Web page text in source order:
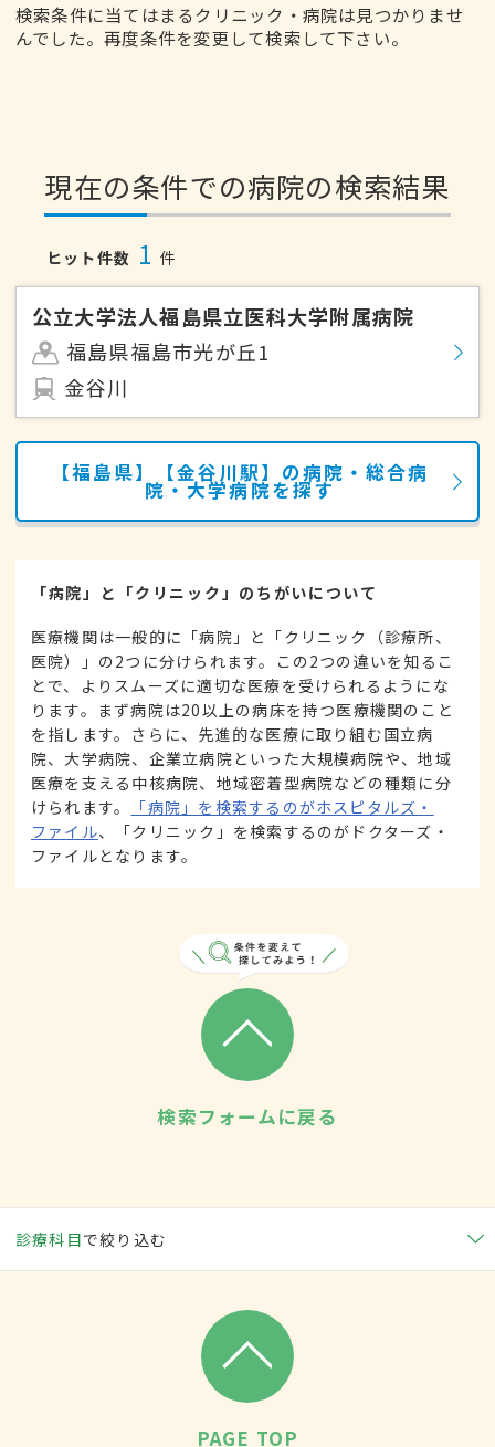
検索条件に当てはまるクリニック・病院は見つかりませ
んでした。再度条件を変更して検索して下さい。
現在の条件での病院の検索結果
ヒット件数 1 件
公立大学法人福島県立医科大学附属病院
福島県福島市光が丘1
金谷川
【福島県】【金谷川駅】の病院・総合病
院・大学病院を探す
「病院」と「クリニック」のちがいについて
医療機関は一般的に「病院」と「クリニック（診療所、
医院）」の2つに分けられます。この2つの違いを知るこ
とで、よりスムーズに適切な医療を受けられるようにな
ります。まず病院は20以上の病床を持つ医療機関のこと
を指します。さらに、先進的な医療に取り組む国立病
院、大学病院、企業立病院といった大規模病院や、地域
医療を支える中核病院、地域密着型病院などの種類に分
けられます。
「病院」を検索するのがホスピタルズ・
ファイル、「クリニック」を検索するのがドクターズ・
ファイルとなります。
検索フォームに戻る
診療科目で絞り込む
PAGE TOP